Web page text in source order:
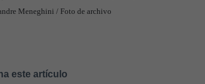
Meneghini / Foto de archivo
este artículo